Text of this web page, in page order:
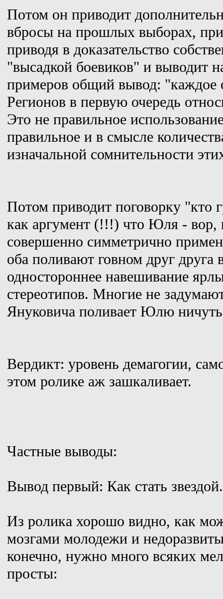
Потом он приводит
вбросы на прошлых выборах,
приводя в доказательство
"высадкой боевиков" и выводит
примеров общий вывод: "каждое
Регионов в первую очередь
Это не правильное
правильное и в смысле
изначальной сомнительности
Потом приводит поговорку "кто
как аргумент (!!!) что Юля - вор,
совершенно симметрично
оба поливают говном друг друга
одностороннее навешивание
стереотипов. Многие не
Януковича поливает Юлю
Вердикт: уровень демагогии,
этом ролике аж зашкаливает.
Частные выводы:
Вывод первый: Как стать звездой.
Из ролика хорошо видно, как
мозгами молодежи и
конечно, нужно много всяких
просты: